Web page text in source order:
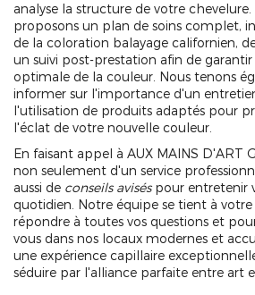
analyse la structure de votre chevelure.
proposons un plan de soins complet,
de la coloration balayage californien,
un suivi post-prestation afin de
optimale de la couleur. Nous tenons
informer sur l'importance d'un
l'utilisation de produits adaptés pour
l'éclat de votre nouvelle couleur.
En faisant appel à AUX MAINS D'ART
non seulement d'un service
aussi de conseils aviséspour entretenir
quotidien. Notre équipe se tient à
répondre à toutes vos questions et
vous dans nos locaux modernes et
une expérience capillaire
séduire par l'alliance parfaite entre art